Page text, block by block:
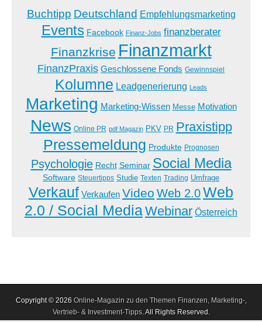
Buchtipp Deutschland Empfehlungsmarketing
Events Facebook Finanz-Jobs finanzberater
Finanzkrise Finanzmarkt
FinanzPraxis Geschlossene Fonds Gewinnspiel
Kolumne Leadgenerierung Leads
Marketing Marketing-Wissen Messe Motivation
News Online PR pdf Magazin PKV PR Praxistipp
Pressemeldung Produkte Prognosen
Psychologie Recht Seminar Social Media
Software Steuertipps Studie Texten Trading Umfrage
Verkauf Verkaufen Video Web 2.0Web
2.0 / Social MediaWebinar Österreich
Copyright © 2026 Online-Magazin zu den Themen Finanzen, Marketing-,
Vertrieb- & Investment-Tipps. All Rights Reserved.